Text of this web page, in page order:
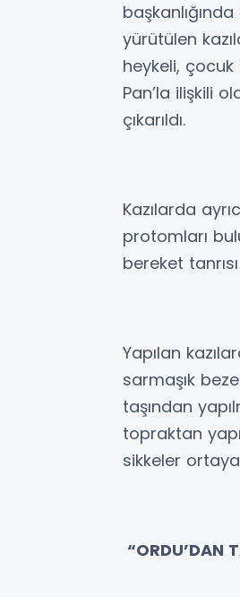
yürütülen
heykeli,
Pan’la ilişkili
çıkarıldı.
Kazılarda
protomları
bereket
Yapılan
sarmaşık
taşından
topraktan
sikkeler ortaya
“ORDU’DAN